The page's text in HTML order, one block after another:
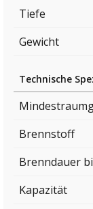
Tiefe
Gewicht
Technische
Brennstoff
Brenndauer
Kapazität